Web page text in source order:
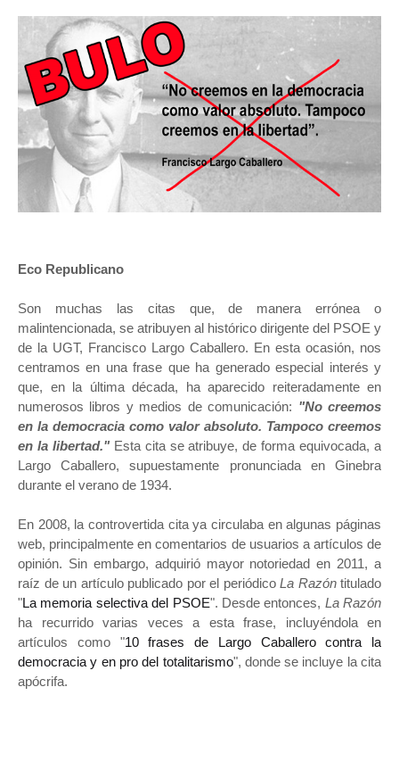
Eco Republicano
Son muchas las citas que, de manera errónea o
malintencionada, se atribuyen al histórico dirigente del PSOE y
de la UGT, Francisco Largo Caballero. En esta ocasión, nos
centramos en una frase que ha generado especial interés y
que, en la última década, ha aparecido reiteradamente en
numerosos libros y medios de comunicación: "No creemos
en la democracia como valor absoluto. Tampoco creemos
en la libertad."Esta cita se atribuye, de forma equivocada, a
Largo Caballero, supuestamente pronunciada en Ginebra
durante el verano de 1934.
En 2008, la controvertida cita ya circulaba en algunas páginas
web, principalmente en comentarios de usuarios a artículos de
opinión. Sin embargo, adquirió mayor notoriedad en 2011, a
raíz de un artículo publicado por el periódico La Razóntitulado
"La memoria selectiva del PSOE". Desde entonces, La Razón
ha recurrido varias veces a esta frase, incluyéndola en
artículos como "10 frases de Largo Caballero contra la
democracia y en pro del totalitarismo", donde se incluye la cita
apócrifa.